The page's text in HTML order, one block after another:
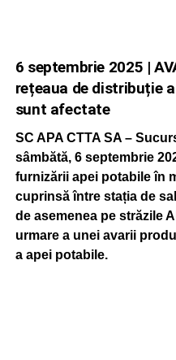
6 septembrie 2025 |
rețeaua de distribuție
sunt afectate
SC APA CTTA SA –
sâmbătă, 6 septembrie
furnizării apei potabile în
cuprinsă între stația de
de asemenea pe străzile
urmare a unei avarii
a apei potabile.